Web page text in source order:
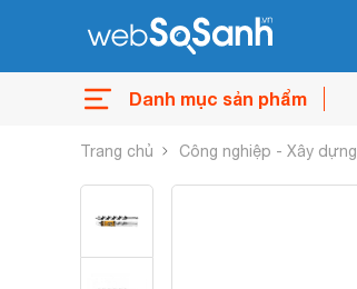
Danh mục sản phẩm
Trang chủ Công nghiệp - Xây dựng